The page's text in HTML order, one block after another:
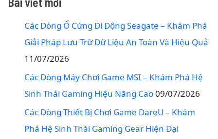
Các Dòng Ổ Cứng Di Động Seagate – Khám Phá
Giải Pháp Lưu Trữ Dữ Liệu An Toàn Và Hiệu Quả
11/07/2026
Các Dòng Máy Chơi Game MSI – Khám Phá Hệ
Sinh Thái Gaming Hiệu Năng Cao09/07/2026
Các Dòng Thiết Bị Chơi Game DareU – Khám
Phá Hệ Sinh Thái Gaming Gear Hiện Đại